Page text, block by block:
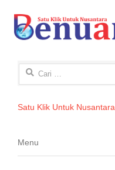
Cari
Satu Klik Untuk Nusantara
Menu
Menu